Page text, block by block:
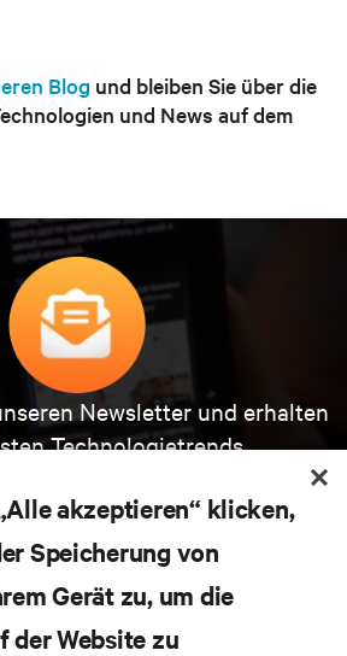
Blog und bleiben Sie über die
und News auf dem
Newsletter und erhalten
Technologietrends
mit aktuellen Diskussionen
von Experten in das
und Infrastrukturmanagement.
ANMELDEN
akzeptieren“ klicken,
Speicherung von
Gerät zu, um die
der Website zu